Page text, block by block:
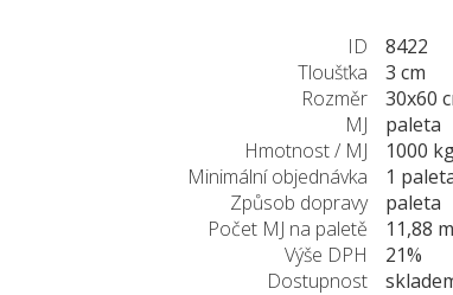
ID
8422
Tloušťka
3 cm
Rozměr
30x60
MJ
paleta
Hmotnost / MJ
1000
Minimální objednávka
1
Způsob dopravy
paleta
Počet MJ na paletě
11,88
Výše DPH
21%
Dostupnost